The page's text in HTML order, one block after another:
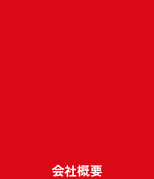
会社概要